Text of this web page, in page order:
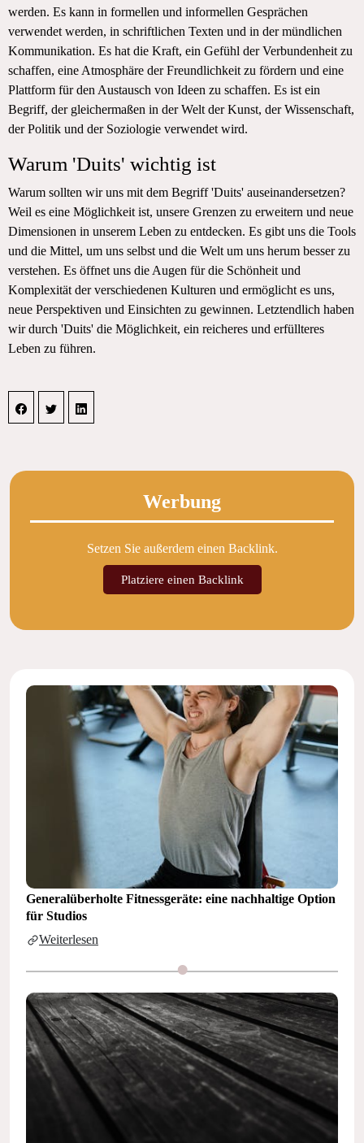
werden. Es kann in formellen und informellen Gesprächen
verwendet werden, in schriftlichen Texten und in der mündlichen
Kommunikation. Es hat die Kraft, ein Gefühl der Verbundenheit zu
schaffen, eine Atmosphäre der Freundlichkeit zu fördern und eine
Plattform für den Austausch von Ideen zu schaffen. Es ist ein
Begriff, der gleichermaßen in der Welt der Kunst, der Wissenschaft,
der Politik und der Soziologie verwendet wird.
Warum 'Duits' wichtig ist
Warum sollten wir uns mit dem Begriff 'Duits' auseinandersetzen?
Weil es eine Möglichkeit ist, unsere Grenzen zu erweitern und neue
Dimensionen in unserem Leben zu entdecken. Es gibt uns die Tools
und die Mittel, um uns selbst und die Welt um uns herum besser zu
verstehen. Es öffnet uns die Augen für die Schönheit und
Komplexität der verschiedenen Kulturen und ermöglicht es uns,
neue Perspektiven und Einsichten zu gewinnen. Letztendlich haben
wir durch 'Duits' die Möglichkeit, ein reicheres und erfüllteres
Leben zu führen.
Werbung
Setzen Sie außerdem einen Backlink.
Platziere einen Backlink
Generalüberholte Fitnessgeräte: eine nachhaltige Option
für Studios
Weiterlesen